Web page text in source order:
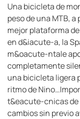
Una bicicleta de
peso de una MTB,
mejor plataforma
en d&iacute-a, la
m&oacute-ntale
completamente
una bicicleta ligera
ritmo de
t&eacute-cnicas
cambios sin previo